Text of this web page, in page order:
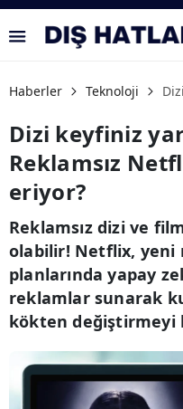
Haberler Teknoloji
Dizi keyfiniz
Reklamsız
eriyor?
Reklamsız dizi ve
olabilir! Netflix, yeni
planlarında yapay
reklamlar sunarak
kökten değiştirmeyi